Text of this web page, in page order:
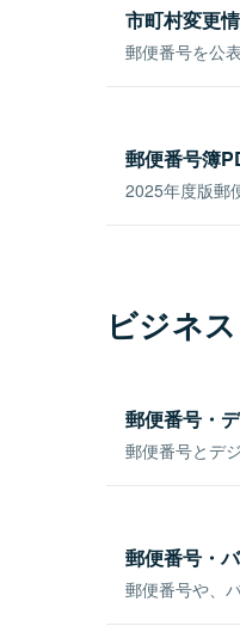
市町村変更
郵便番号を公
郵便番号簿
2025年度版郵
ビジネ
郵便番号・
郵便番号とデ
郵便番号・
郵便番号や、